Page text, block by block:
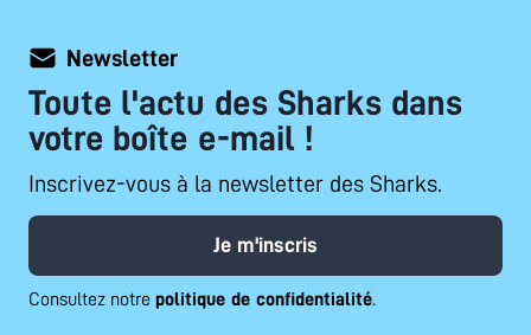
Newsletter
Toute l'actu des Sharks dans
votre boîte e-mail !
Inscrivez-vous à la newsletter des Sharks.
Je m'inscris
Consultez notre politique de confidentialité.